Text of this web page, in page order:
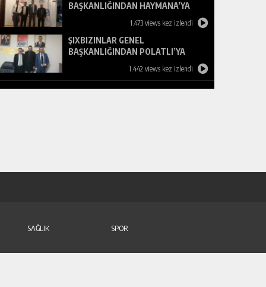
BAŞKANLIĞINDAN HAYMANA’YA
1.473 views kez izlendi
ŞIXBIZINLAR GENEL
BAŞKANLIĞINDAN POLATLI’YA
1.442 views kez izlendi
SAĞLIK
SPOR